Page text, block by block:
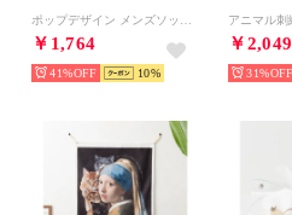
￥1,764
41% 10
￥2,049
31%